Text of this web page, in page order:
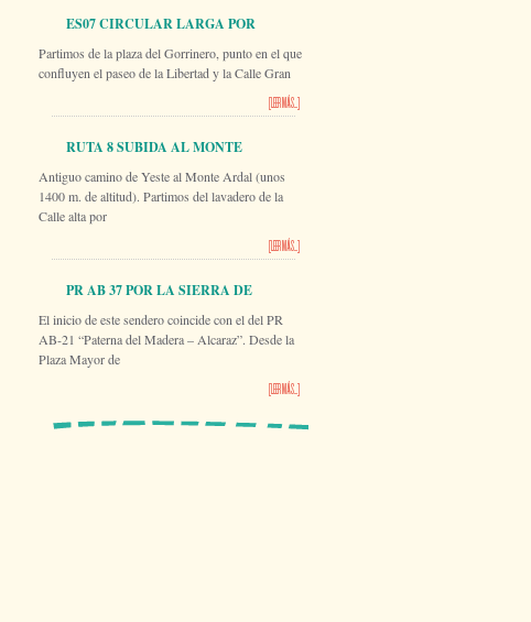
ES07 CIRCULAR LARGA POR
VILLARES
Partimos de la plaza del Gorrinero, punto en el que
confluyen el paseo de la Libertad y la Calle Gran
[LEER MÁS...]
RUTA 8 SUBIDA AL MONTE
ARDAL
Antiguo camino de Yeste al Monte Ardal (unos
1400 m. de altitud). Partimos del lavadero de la
Calle alta por
[LEER MÁS...]
PR AB 37 POR LA SIERRA DE
PINO CANO
El inicio de este sendero coincide con el del PR
AB-21 “Paterna del Madera – Alcaraz”. Desde la
Plaza Mayor de
[LEER MÁS...]